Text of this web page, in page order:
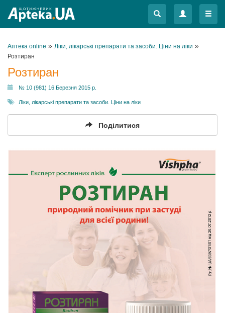
Меню
Меню
Аптека online » Ліки, лікарські препарати та засоби. Ціни на ліки »
Розтиран
Розтиран
№ 10 (981) 16 Березня 2015 р.
Ліки, лікарські препарати та засоби. Ціни на ліки
Поділитися